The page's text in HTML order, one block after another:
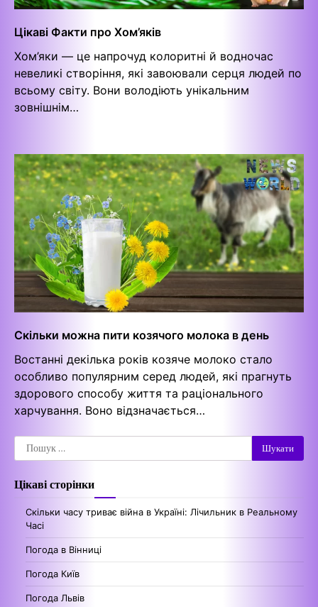
Цікаві Факти про Хом’яків
Хом’яки — це напрочуд колоритні й водночас
невеликі створіння, які завоювали серця людей по
всьому світу. Вони володіють унікальним
зовнішнім…
Скільки можна пити козячого молока в день
Востанні декілька років козяче молоко стало
особливо популярним серед людей, які прагнуть
здорового способу життя та раціонального
харчування. Воно відзначається…
Пошук:
Цікаві сторінки
Скільки часу триває війна в Україні: Лічильник в Реальному
Часі
Погода в Вінниці
Погода Київ
Погода Львів